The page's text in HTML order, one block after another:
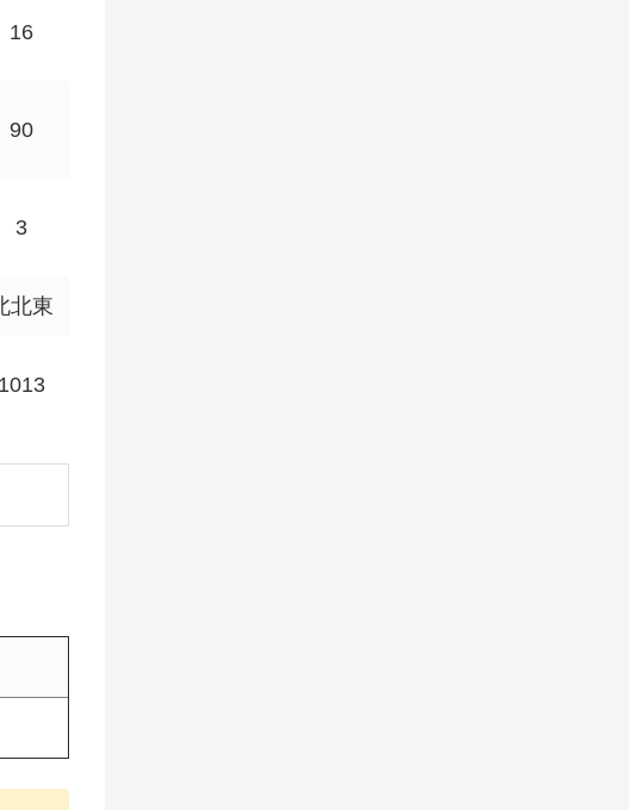
16
90
3
北東
1013